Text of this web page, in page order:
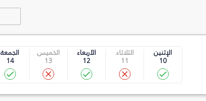
الإثنين
10
الثلاثاء
11
الأربعاء
12
الخميس
13
الجمعة
14